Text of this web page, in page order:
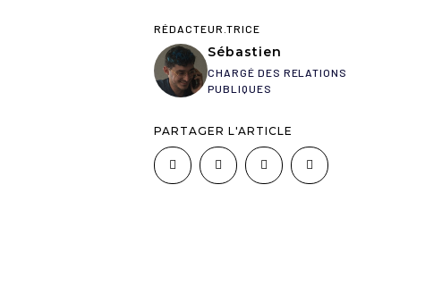
RÉDACTEUR.TRICE
Sébastien
CHARGÉ DES RELATIONS
PUBLIQUES
PARTAGER L'ARTICLE